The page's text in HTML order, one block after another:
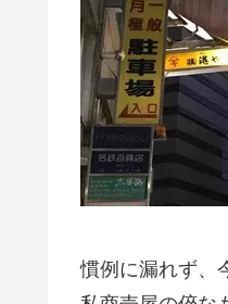
慣例に漏れず、